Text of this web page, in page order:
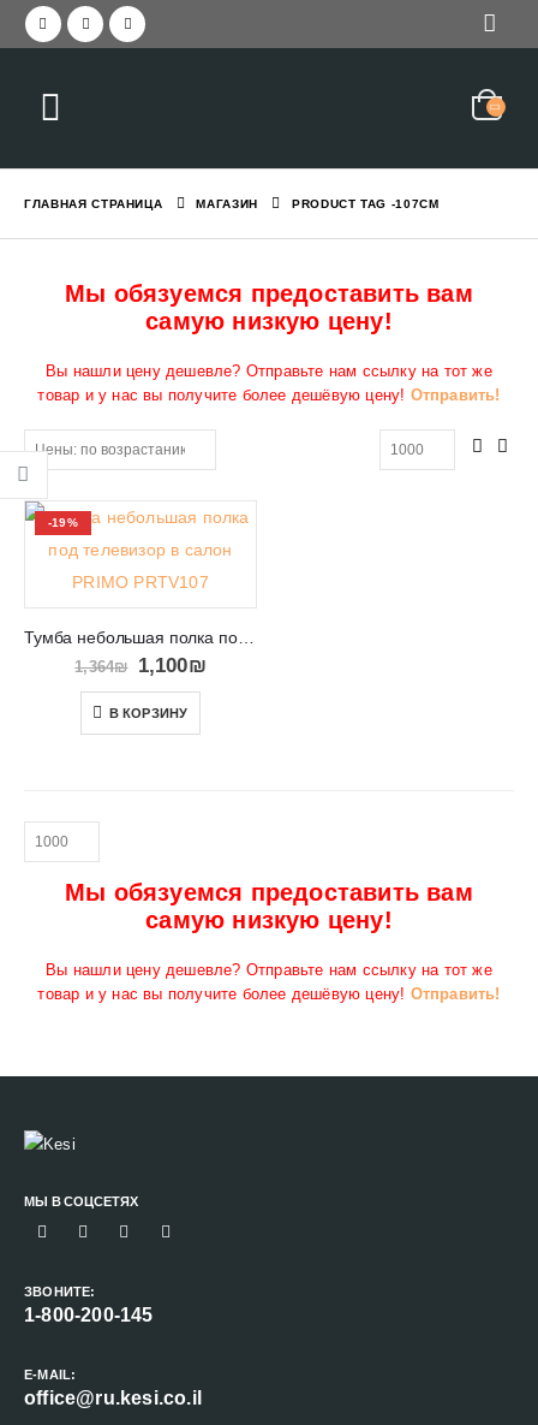
ГЛАВНАЯ СТРАНИЦА МАГАЗИН PRODUCT TAG -107СМ
Мы обязуемся предоставить вам
самую низкую цену!
Вы нашли цену дешевле? Отправьте нам ссылку на тот же
товар и у нас вы получите более дешёвую цену! Отправить!
-19%
Тумба небольшая полка под телевизор в салон PRIMO PRTV107
1,364₪ 1,100₪
В КОРЗИНУ
Мы обязуемся предоставить вам
самую низкую цену!
Вы нашли цену дешевле? Отправьте нам ссылку на тот же
товар и у нас вы получите более дешёвую цену! Отправить!
МЫ В СОЦСЕТЯХ
ЗВОНИТЕ:
1-800-200-145
E-MAIL:
office@ru.kesi.co.il